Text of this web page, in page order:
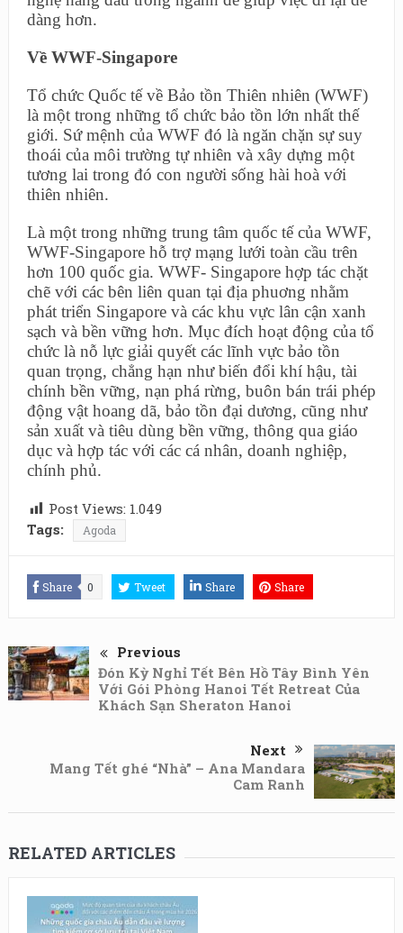
dàng hơn.
Về WWF-Singapore
Tổ chức Quốc tế về Bảo tồn Thiên nhiên (WWF)
là một trong những tổ chức bảo tồn lớn nhất thế
giới. Sứ mệnh của WWF đó là ngăn chặn sự suy
thoái của môi trường tự nhiên và xây dựng một
tương lai trong đó con người sống hài hoà với
thiên nhiên.
Là một trong những trung tâm quốc tế của WWF,
WWF-Singapore hỗ trợ mạng lưới toàn cầu trên
hơn 100 quốc gia. WWF- Singapore hợp tác chặt
chẽ với các bên liên quan tại địa phuơng nhằm
phát triển Singapore và các khu vực lân cận xanh
sạch và bền vững hơn. Mục đích hoạt động của tổ
chức là nỗ lực giải quyết các lĩnh vực bảo tồn
quan trọng, chẳng hạn như biến đổi khí hậu, tài
chính bền vững, nạn phá rừng, buôn bán trái phép
động vật hoang dã, bảo tồn đại dương, cũng như
sản xuất và tiêu dùng bền vững, thông qua giáo
dục và hợp tác với các cá nhân, doanh nghiệp,
chính phủ.
Post Views: 1.049
Tags:
Agoda
Share 0 Tweet Share Share
Previous
Đón Kỳ Nghỉ Tết Bên Hồ Tây Bình Yên
Với Gói Phòng Hanoi Tết Retreat Của
Khách Sạn Sheraton Hanoi
Next
Mang Tết ghé “Nhà” – Ana Mandara
Cam Ranh
RELATED ARTICLES